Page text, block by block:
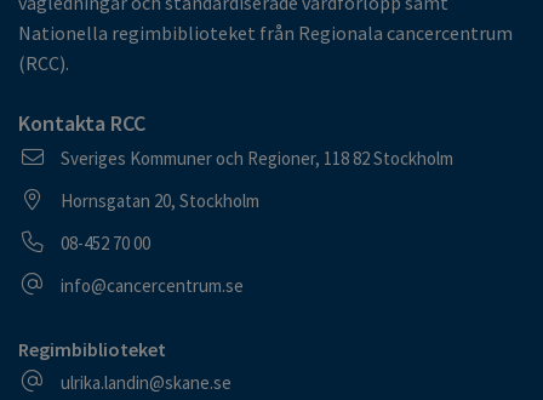
Nationella regimbiblioteket från Regionala cancercentrum
(RCC).
Kontakta RCC
Postadress
Sveriges Kommuner och Regioner, 118 82 Stockholm
Besöksadress
Hornsgatan 20, Stockholm
Telefonnummer
08-452 70 00
E-postadress
info@cancercentrum.se
Regimbiblioteket
E-postadress
ulrika.landin@skane.se